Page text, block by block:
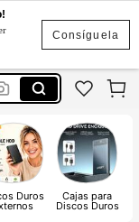
Consíguela
Duros Cajas para
Discos Duros